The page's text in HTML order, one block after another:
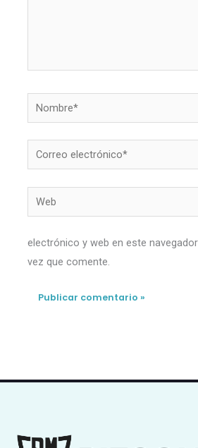
Nombre*
Correo
electrónico*
Web
electrónico y web en este
vez que comente.